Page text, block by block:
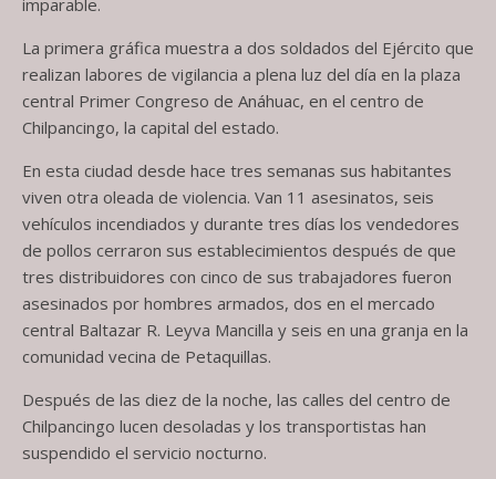
La primera gráfica muestra a dos soldados del Ejército que
realizan labores de vigilancia a plena luz del día en la plaza
central Primer Congreso de Anáhuac, en el centro de
Chilpancingo, la capital del estado.
En esta ciudad desde hace tres semanas sus habitantes
viven otra oleada de violencia. Van 11 asesinatos, seis
vehículos incendiados y durante tres días los vendedores
de pollos cerraron sus establecimientos después de que
tres distribuidores con cinco de sus trabajadores fueron
asesinados por hombres armados, dos en el mercado
central Baltazar R. Leyva Mancilla y seis en una granja en la
comunidad vecina de Petaquillas.
Después de las diez de la noche, las calles del centro de
Chilpancingo lucen desoladas y los transportistas han
suspendido el servicio nocturno.